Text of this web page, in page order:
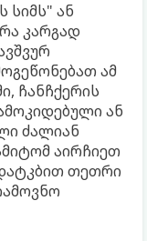
სიმს" ან
კარგად
ამ
ჩანჩქერის
ან
ძალიან
აირჩიეთ
თეთრი